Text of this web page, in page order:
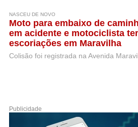
NASCEU DE NOVO
Moto para embaixo de
em acidente e motociclista
escoriações em Maravilha
Colisão foi registrada na Avenida
Publicidade